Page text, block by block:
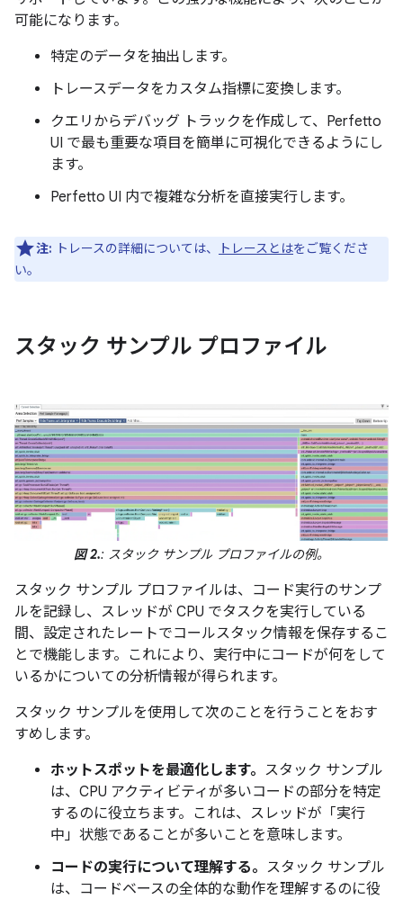
可能になります。
特定のデータを抽出します。
トレースデータをカスタム指標に変換します。
クエリからデバッグ トラックを作成して、Perfetto
UI で最も重要な項目を簡単に可視化できるようにし
ます。
Perfetto UI 内で複雑な分析を直接実行します。
注: トレースの詳細については、 トレースとはをご覧くださ
い。
スタック サンプル プロファイル
図 2.: スタック サンプル プロファイルの例。
スタック サンプル プロファイルは、コード実行のサンプ
ルを記録し、スレッドが CPU でタスクを実行している
間、設定されたレートでコールスタック情報を保存するこ
とで機能します。これにより、実行中にコードが何をして
いるかについての分析情報が得られます。
スタック サンプルを使用して次のことを行うことをおす
すめします。
ホットスポットを最適化します。 スタック サンプル
は、CPU アクティビティが多いコードの部分を特定
するのに役立ちます。これは、スレッドが「実行
中」状態であることが多いことを意味します。
コードの実行について理解する。 スタック サンプル
は、コードベースの全体的な動作を理解するのに役